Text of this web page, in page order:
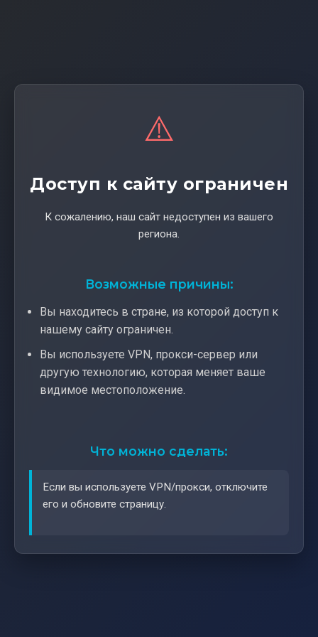
⚠️
Доступ к сайту ограничен
К сожалению, наш сайт недоступен из вашего
региона.
Возможные причины:
Вы находитесь в стране, из которой доступ к
нашему сайту ограничен.
Вы используете VPN, прокси-сервер или
другую технологию, которая меняет ваше
видимое местоположение.
Что можно сделать:
Если вы используете VPN/прокси, отключите
его и обновите страницу.